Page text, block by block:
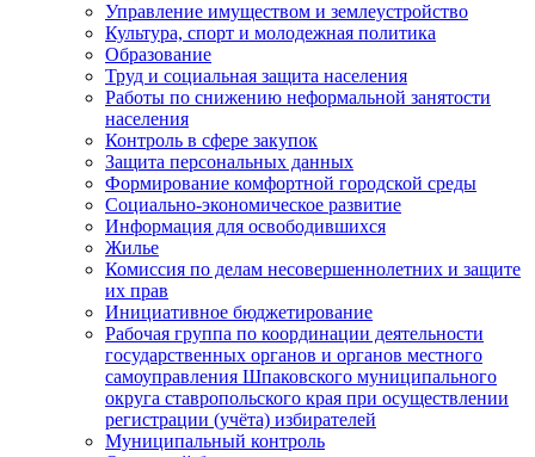
Управление имуществом и землеустройство
Культура, спорт и молодежная политика
Образование
Труд и социальная защита населения
Работы по снижению неформальной занятости
населения
Контроль в сфере закупок
Защита персональных данных
Формирование комфортной городской среды
Социально-экономическое развитие
Информация для освободившихся
Жилье
Комиссия по делам несовершеннолетних и защите
их прав
Инициативное бюджетирование
Рабочая группа по координации деятельности
государственных органов и органов местного
самоуправления Шпаковского муниципального
округа ставропольского края при осуществлении
регистрации (учёта) избирателей
Муниципальный контроль